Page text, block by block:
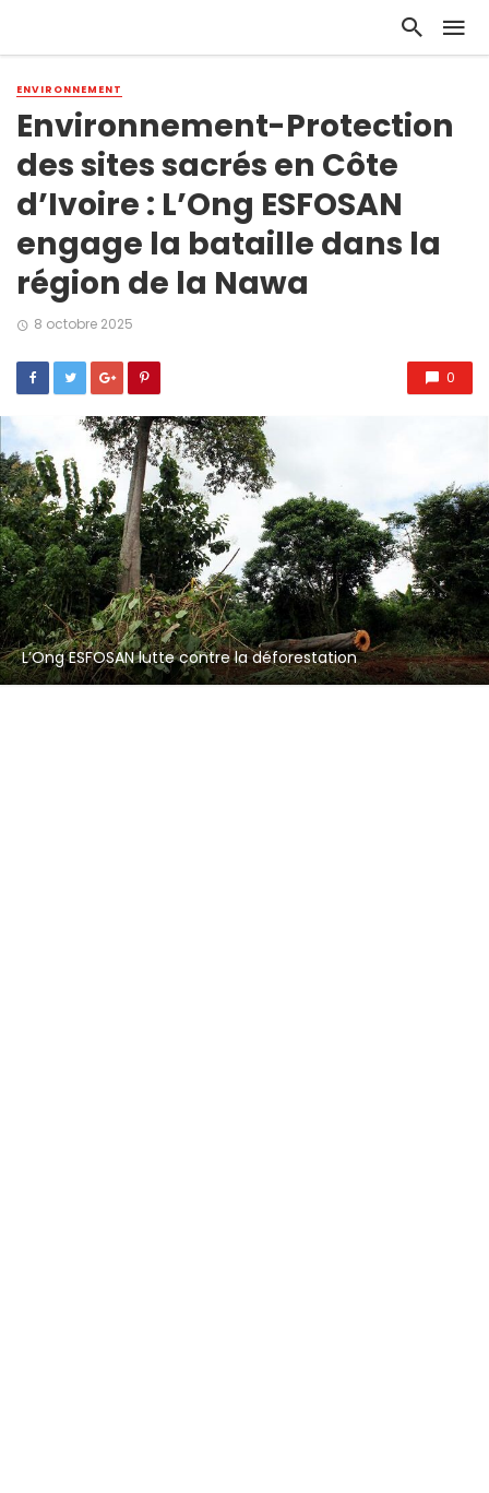
ENVIRONNEMENT
Environnement-Protection
des sites sacrés en Côte
d’Ivoire : L’Ong ESFOSAN
engage la bataille dans la
région de la Nawa
8 octobre 2025
0
L’Ong ESFOSAN lutte contre la déforestation